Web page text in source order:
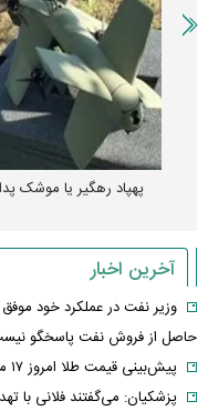
پهپاد رهگیر یا موشک
آخرین اخبار
وزیر نفت در عملکرد خود
حاصل از فروش نفت پاسخگو
پیش‌بینی قیمت طلا امروز ۱۷ مرداد ۱۴۰۵/ افزایش چشمگیر قیمت اونس طلا
پزشکیان: می‌گفتند فلانی با